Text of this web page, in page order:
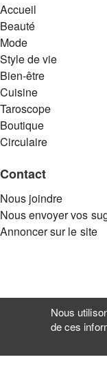
Accueil
Beauté
Mode
Style de vie
Bien-être
Cuisine
Taroscope
Boutique
Circulaire
Contact
Nous joindre
Nous envoyer vos
Annoncer sur le site
Nous
de ces